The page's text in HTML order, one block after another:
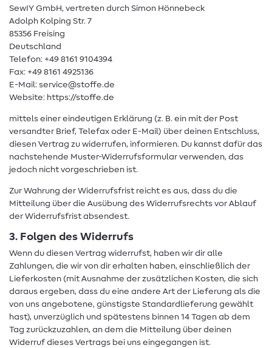
SewIY GmbH, vertreten durch Simon Hönnebeck
Adolph Kolping Str. 7
85356 Freising
Deutschland
Telefon: +49 8161 9104394
Fax: +49 8161 4925136
E-Mail: service@stoffe.de
Website: https://stoffe.de
mittels einer eindeutigen Erklärung (z. B. ein mit der Post
versandter Brief, Telefax oder E-Mail) über deinen Entschluss,
diesen Vertrag zu widerrufen, informieren. Du kannst dafür das
nachstehende Muster-Widerrufsformular verwenden, das
jedoch nicht vorgeschrieben ist.
Zur Wahrung der Widerrufsfrist reicht es aus, dass du die
Mitteilung über die Ausübung des Widerrufsrechts vor Ablauf
der Widerrufsfrist absendest.
3. Folgen des Widerrufs
Wenn du diesen Vertrag widerrufst, haben wir dir alle
Zahlungen, die wir von dir erhalten haben, einschließlich der
Lieferkosten (mit Ausnahme der zusätzlichen Kosten, die sich
daraus ergeben, dass du eine andere Art der Lieferung als die
von uns angebotene, günstigste Standardlieferung gewählt
hast), unverzüglich und spätestens binnen 14 Tagen ab dem
Tag zurückzuzahlen, an dem die Mitteilung über deinen
Widerruf dieses Vertrags bei uns eingegangen ist.